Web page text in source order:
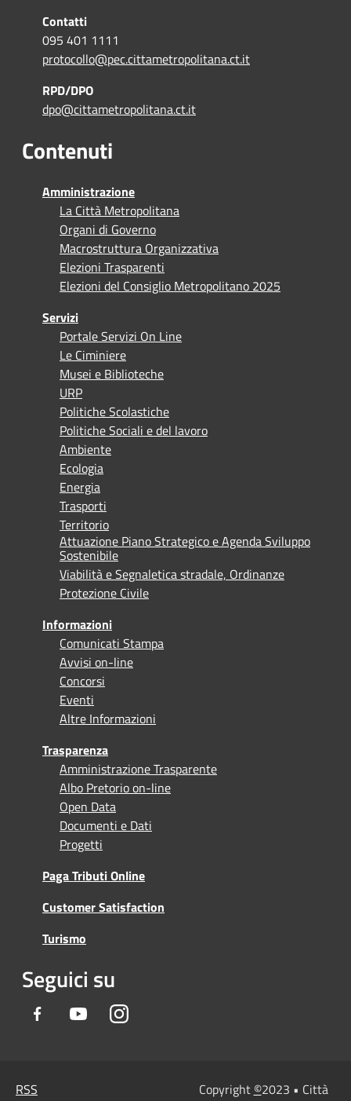
Contatti
095 401 1111
protocollo@pec.cittametropolitana.ct.it
RPD/DPO
dpo@cittametropolitana.ct.it
Contenuti
Amministrazione
La Città Metropolitana
Organi di Governo
Macrostruttura Organizzativa
Elezioni Trasparenti
Elezioni del Consiglio Metropolitano 2025
Servizi
Portale Servizi On Line
Le Ciminiere
Musei e Biblioteche
URP
Politiche Scolastiche
Politiche Sociali e del lavoro
Ambiente
Ecologia
Energia
Trasporti
Territorio
Attuazione Piano Strategico e Agenda Sviluppo
Sostenibile
Viabilità e Segnaletica stradale, Ordinanze
Protezione Civile
Informazioni
Comunicati Stampa
Avvisi on-line
Concorsi
Eventi
Altre Informazioni
Trasparenza
Amministrazione Trasparente
Albo Pretorio on-line
Open Data
Documenti e Dati
Progetti
Paga Tributi Online
Customer Satisfaction
Turismo
Seguici su
Facebook YoutubeInstagram
RSS
Copyright ©2023 • Città